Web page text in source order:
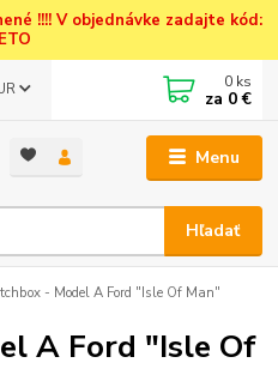
!!!! V objednávke zadajte kód:
Menu
Hľadať
0 ks
za 0 €
- Model A Ford "Isle Of Man"
A Ford "Isle Of